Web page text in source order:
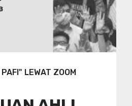
LEWAT ZOOM